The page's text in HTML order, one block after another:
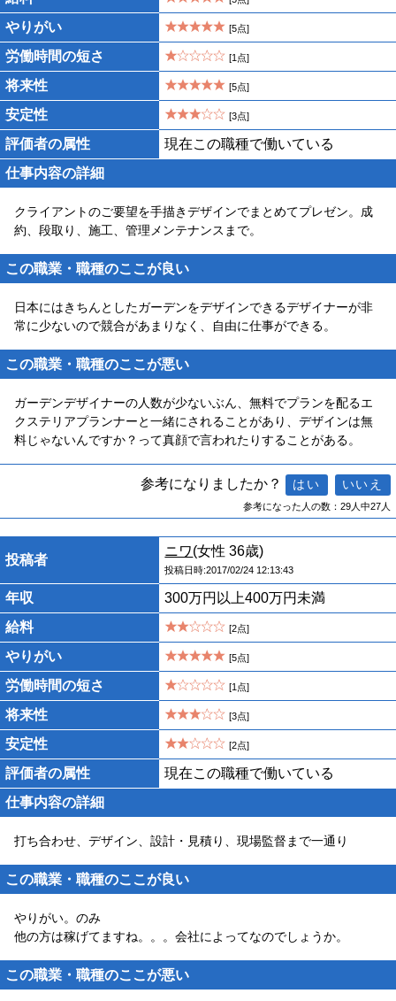
やりがい [5点]
労働時間の短さ [1点]
将来性 [5点]
安定性 [3点]
評価者の属性
現在この職種で働いている
仕事内容の詳細
クライアントのご要望を手描きデザインでまとめてプレゼン。成
約、段取り、施工、管理メンテナンスまで。
この職業・職種のここが良い
日本にはきちんとしたガーデンをデザインできるデザイナーが非
常に少ないので競合があまりなく、自由に仕事ができる。
この職業・職種のここが悪い
ガーデンデザイナーの人数が少ないぶん、無料でプランを配るエ
クステリアプランナーと一緒にされることがあり、デザインは無
料じゃないんですか？って真顔で言われたりすることがある。
参考になりましたか？
参考になった人の数：29人中27人
投稿者
ニワ(女性 36歳)
投稿日時:2017/02/24 12:13:43
年収
300万円以上400万円未満
給料
[2点]
やりがい [5点]
労働時間の短さ [1点]
将来性 [3点]
安定性 [2点]
評価者の属性
現在この職種で働いている
仕事内容の詳細
打ち合わせ、デザイン、設計・見積り、現場監督まで一通り
この職業・職種のここが良い
やりがい。のみ
他の方は稼げてますね。。。会社によってなのでしょうか。
この職業・職種のここが悪い